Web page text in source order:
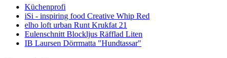
Küchenprofi
iSi - inspiring food Creative Whip Red
elho loft urban Runt Krukfat 21
Eulenschnitt Blockljus Räfflad Liten
IB Laursen Dörrmatta "Hundtassar"